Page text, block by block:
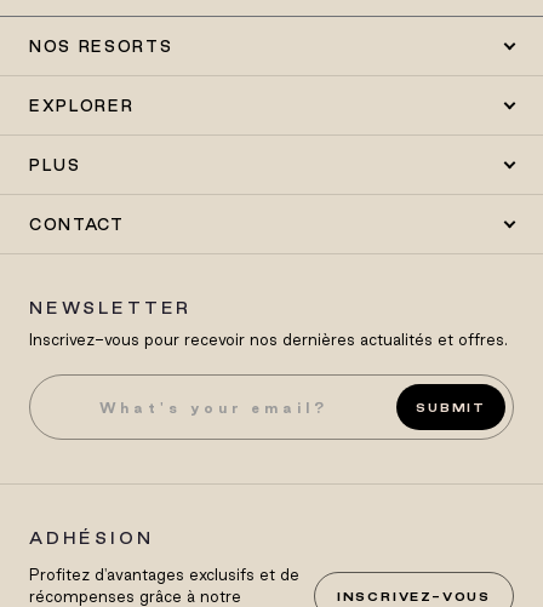
NOS RESORTS
EXPLORER
PLUS
CONTACT
NEWSLETTER
Inscrivez-vous pour recevoir nos dernières actualités et offres.
SUBMIT
ADHÉSION
Profitez d'avantages exclusifs et de
récompenses grâce à notre
INSCRIVEZ-VOUS